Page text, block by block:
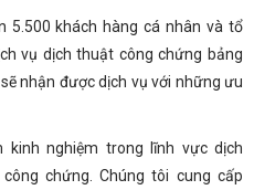
5.500 khách hàng cá nhân và tổ
vụ dịch thuật công chứng bảng
nhận được dịch vụ với những ưu
kinh nghiệm trong lĩnh vực dịch
chứng. Chúng tôi cung cấp